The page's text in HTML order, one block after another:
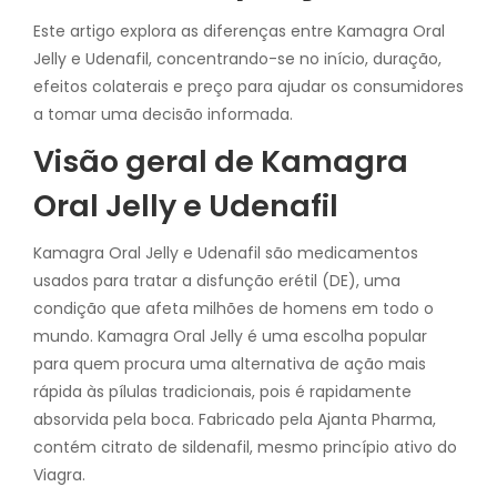
Este artigo explora as diferenças entre Kamagra Oral
Jelly e Udenafil, concentrando-se no início, duração,
efeitos colaterais e preço para ajudar os consumidores
a tomar uma decisão informada.
Visão geral de Kamagra
Oral Jelly e Udenafil
Kamagra Oral Jelly e Udenafil são medicamentos
usados ​​​​para tratar a disfunção erétil (DE), uma
condição que afeta milhões de homens em todo o
mundo. Kamagra Oral Jelly é uma escolha popular
para quem procura uma alternativa de ação mais
rápida às pílulas tradicionais, pois é rapidamente
absorvida pela boca. Fabricado pela Ajanta Pharma,
contém citrato de sildenafil, mesmo princípio ativo do
Viagra.